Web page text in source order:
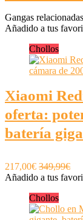
Gangas relacionadas
Añadido a tus
Chollos
Xiaomi
oferta:
batería
217,00€ 349,99€
Añadido a tus
Chollos